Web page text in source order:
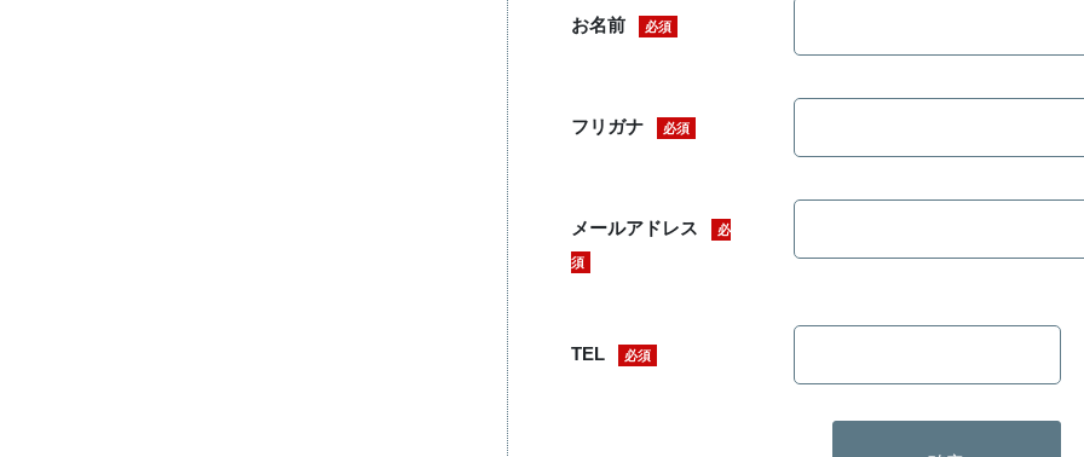
お名前 必須
フリガナ 必須
メールアドレス 必
須
TEL 必須